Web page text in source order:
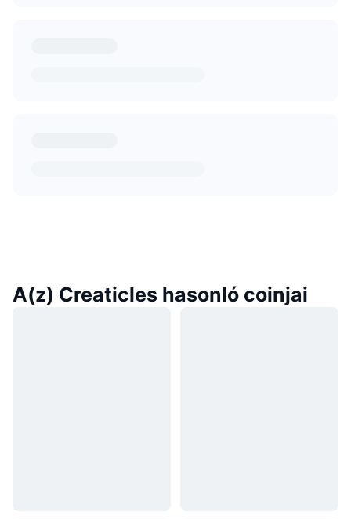
A(z) Creaticles hasonló coinjai